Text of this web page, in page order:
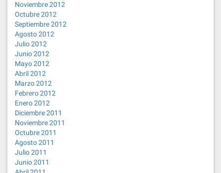
Noviembre 2012
Octubre 2012
Septiembre 2012
Agosto 2012
Julio 2012
Junio 2012
Mayo 2012
Abril 2012
Marzo 2012
Febrero 2012
Enero 2012
Diciembre 2011
Noviembre 2011
Octubre 2011
Agosto 2011
Julio 2011
Junio 2011